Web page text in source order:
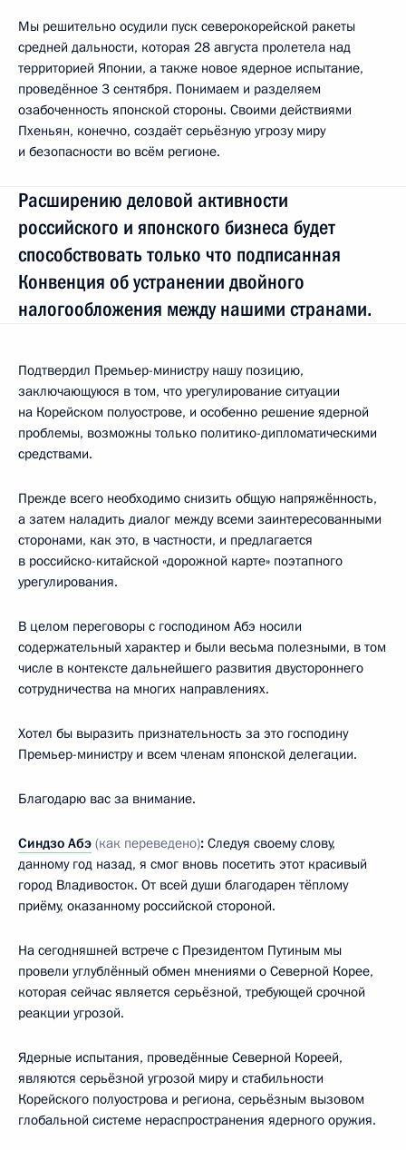
Мы решительно осудили пуск северокорейской ракеты
средней дальности, которая 28 августа пролетела над
территорией Японии, а также новое ядерное испытание,
проведённое 3 сентября. Понимаем и разделяем
озабоченность японской стороны. Своими действиями
Пхеньян, конечно, создаёт серьёзную угрозу миру
и безопасности во всём регионе.
Расширению деловой активности
российского и японского бизнеса будет
способствовать только что подписанная
Конвенция об устранении двойного
налогообложения между нашими странами.
Подтвердил Премьер-министру нашу позицию,
заключающуюся в том, что урегулирование ситуации
на Корейском полуострове, и особенно решение ядерной
проблемы, возможны только политико-дипломатическими
средствами.
Прежде всего необходимо снизить общую напряжённость,
а затем наладить диалог между всеми заинтересованными
сторонами, как это, в частности, и предлагается
в российско-китайской «дорожной карте» поэтапного
урегулирования.
В целом переговоры с господином Абэ носили
содержательный характер и были весьма полезными, в том
числе в контексте дальнейшего развития двустороннего
сотрудничества на многих направлениях.
Хотел бы выразить признательность за это господину
Премьер-министру и всем членам японской делегации.
Благодарю вас за внимание.
Синдзо Абэ (как переведено): Следуя своему слову,
данному год назад, я смог вновь посетить этот красивый
город Владивосток. От всей души благодарен тёплому
приёму, оказанному российской стороной.
На сегодняшней встрече с Президентом Путиным мы
провели углублённый обмен мнениями о Северной Корее,
которая сейчас является серьёзной, требующей срочной
реакции угрозой.
Ядерные испытания, проведённые Северной Кореей,
являются серьёзной угрозой миру и стабильности
Корейского полуострова и региона, серьёзным вызовом
глобальной системе нераспространения ядерного оружия.